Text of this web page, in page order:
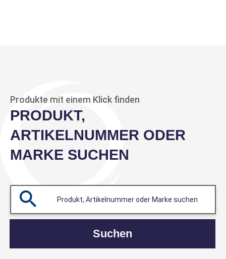
Produkte mit einem Klick finden
PRODUKT,
ARTIKELNUMMER ODER
MARKE SUCHEN
Suchen